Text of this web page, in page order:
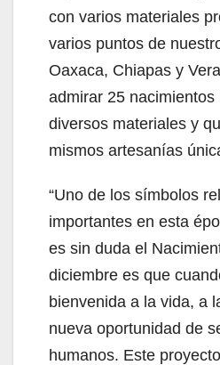
con varios materiales
varios puntos de
Oaxaca, Chiapas y
admirar 25 nacimientos
diversos materiales y
mismos artesanías
“Uno de los símbolos
importantes en esta
es sin duda el
diciembre es que
bienvenida a la vida, a
nueva oportunidad de
humanos. Este